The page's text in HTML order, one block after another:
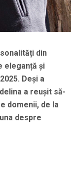
din
eleganță și
Deși a
a reușit să-
domenii, de la
despre